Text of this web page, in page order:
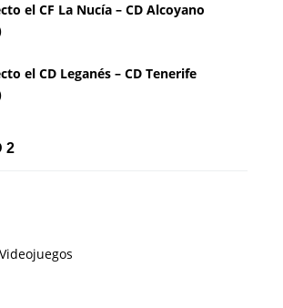
el CF La Nucía – CD Alcoyano
el CD Leganés – CD Tenerife
2